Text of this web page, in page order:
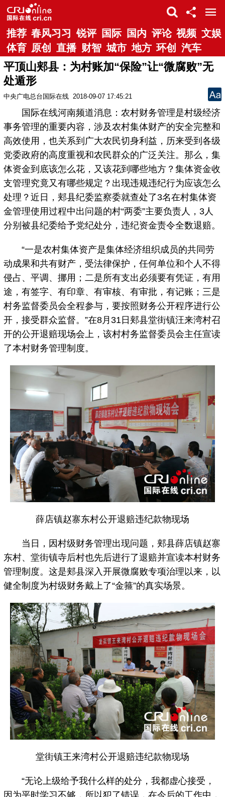
推荐 春风习习 锐评 国际 国内 评论 视频 文娱
体育 原创 直播 财智 城市 地方 环创 汽车
平顶山郏县：为村账加“保险”让“微腐败”无
处遁形
中央广电总台国际在线 2018-09-07 17:45:21
国际在线河南频道消息：农村财务管理是村级经济
事务管理的重要内容，涉及农村集体财产的安全完整和
高效使用，也关系到广大农民切身利益，历来受到各级
党委政府的高度重视和农民群众的广泛关注。那么，集
体资金到底该怎么花，又该花到哪些地方？集体资金收
支管理究竟又有哪些规定？出现违规违纪行为应该怎么
处理？近日，郏县纪委监察委就查处了3名在村集体资
金管理使用过程中出问题的村“两委”主要负责人，3人
分别被县纪委给予党纪处分，违纪资金责令全数退赔。
“一是农村集体资产是集体经济组织成员的共同劳
动成果和共有财产，受法律保护，任何单位和个人不得
侵占、平调、挪用；二是所有支出必须要有凭证，有用
途，有签字、有印章、有审核、有审批，有记账；三是
村务监督委员会全程参与，要按照财务公开程序进行公
开，接受群众监督。”在8月31日郏县堂街镇汪来湾村召
开的公开退赔现场会上，该村村务监督委员会主任宣读
了本村财务管理制度。
薛店镇赵寨东村公开退赔违纪款物现场
当日，因村级财务管理出现问题，郏县薛店镇赵寨
东村、堂街镇寺后村也先后进行了退赔并宣读本村财务
管理制度。这是郏县深入开展微腐败专项治理以来，以
健全制度为村级财务戴上了“金箍”的真实场景。
堂街镇王来湾村公开退赔违纪款物现场
“无论上级给予我什么样的处分，我都虚心接受，